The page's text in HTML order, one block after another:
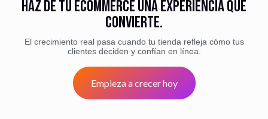
Haz de tu eCommerce una experiencia que
convierte.
El crecimiento real pasa cuando tu tienda refleja cómo tus
clientes deciden y confían en línea.
Empieza a crecer hoy